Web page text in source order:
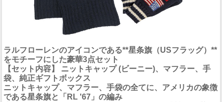
ラルフローレンのアイコンである**星条旗（USフラッグ）**
をモチーフにした豪華3点セット
【セット内容】 ニットキャップ (ビーニー)、マフラー、手
袋、純正ギフトボックス
ニットキャップ、マフラー、手袋の全てに、アメリカの象徴
である星条旗と「RL '67」の編み